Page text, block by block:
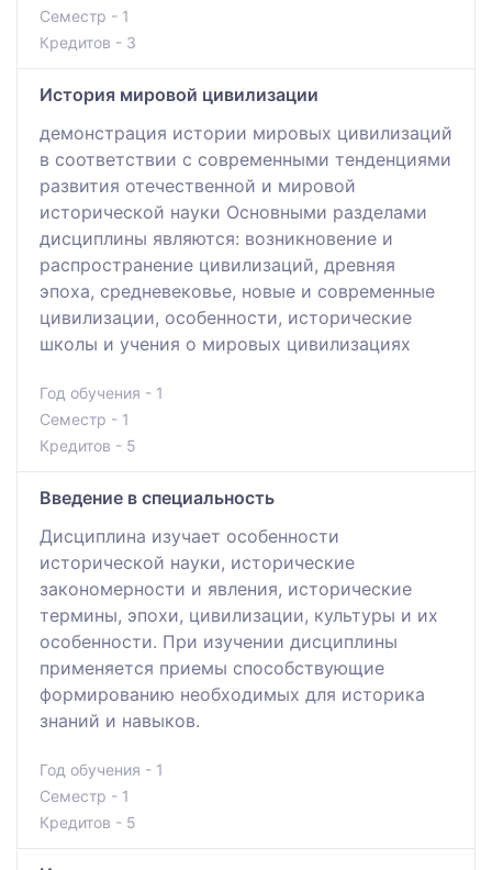
Семестр - 1
Кредитов - 3
История мировой цивилизации
демонстрация истории мировых цивилизаций
в соответствии с современными тенденциями
развития отечественной и мировой
исторической науки Основными разделами
дисциплины являются: возникновение и
распространение цивилизаций, древняя
эпоха, средневековье, новые и современные
цивилизации, особенности, исторические
школы и учения о мировых цивилизациях
Год обучения - 1
Семестр - 1
Кредитов - 5
Введение в специальность
Дисциплина изучает особенности
исторической науки, исторические
закономерности и явления, исторические
термины, эпохи, цивилизации, культуры и их
особенности. При изучении дисциплины
применяется приемы способствующие
формированию необходимых для историка
знаний и навыков.
Год обучения - 1
Семестр - 1
Кредитов - 5